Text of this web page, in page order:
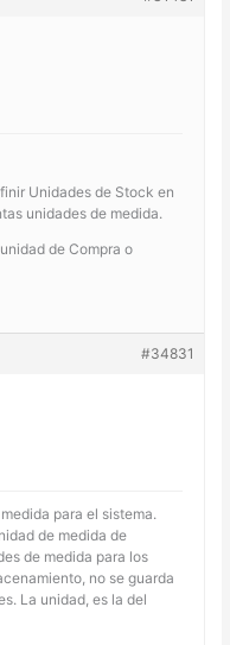
Unidades de Stock en
unidades de medida.
de Compra o
#34831
para el sistema.
de medida de
de medida para los
no se guarda
La unidad, es la del